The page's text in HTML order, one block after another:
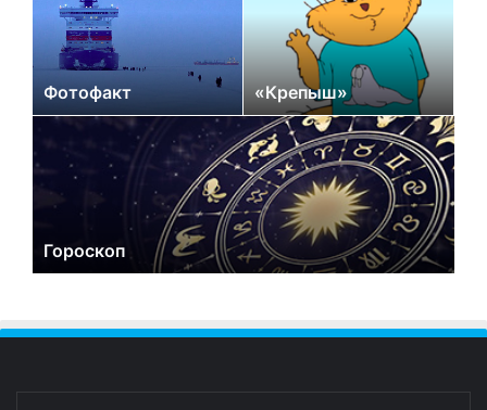
Фотофакт «Крепыш»
Гороскоп